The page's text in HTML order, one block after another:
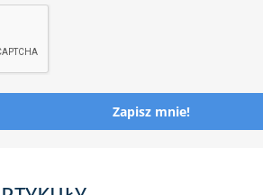
Zapisz mnie!